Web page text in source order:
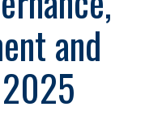
and